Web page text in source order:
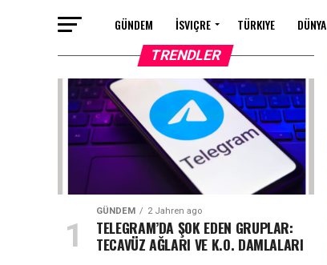
GÜNDEM İSVIÇRE TÜRKIYE DÜNYA
TRENDLER
GÜNDEM 2 Jahren ago
TELEGRAM’DA ŞOK EDEN GRUPLAR:
TECAVÜZ AĞLARI VE K.O. DAMLALARI